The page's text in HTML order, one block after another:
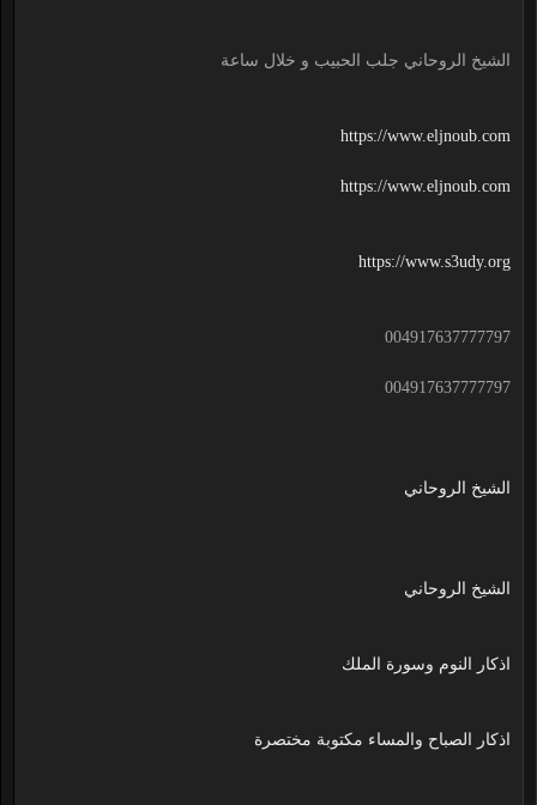
الشيخ الروحاني جلب الحبيب و خلال ساعة
https://www.eljnoub.com
https://www.eljnoub.com
https://www.s3udy.org
004917637777797
004917637777797
الشيخ الروحاني
الشيخ الروحاني
اذكار النوم وسورة الملك
اذكار الصباح والمساء مكتوبة مختصرة